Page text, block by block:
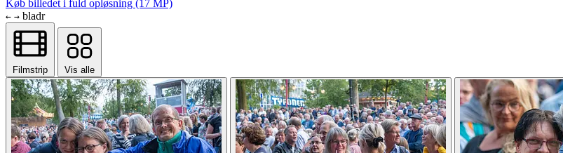
Køb billedet i fuld opløsning (17 MP)
← → bladr
Filmstrip Vis alle